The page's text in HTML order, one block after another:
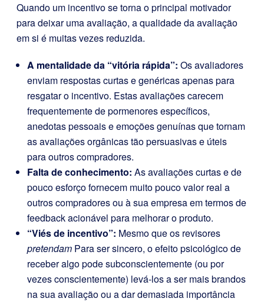
Quando um incentivo se torna o principal motivador
para deixar uma avaliação, a qualidade da avaliação
em si é muitas vezes reduzida.
A mentalidade da “vitória rápida”: Os avaliadores
enviam respostas curtas e genéricas apenas para
resgatar o incentivo. Estas avaliações carecem
frequentemente de pormenores específicos,
anedotas pessoais e emoções genuínas que tornam
as avaliações orgânicas tão persuasivas e úteis
para outros compradores.
Falta de conhecimento: As avaliações curtas e de
pouco esforço fornecem muito pouco valor real a
outros compradores ou à sua empresa em termos de
feedback acionável para melhorar o produto.
“Viés de incentivo”: Mesmo que os revisores
pretendam Para ser sincero, o efeito psicológico de
receber algo pode subconscientemente (ou por
vezes conscientemente) levá-los a ser mais brandos
na sua avaliação ou a dar demasiada importância